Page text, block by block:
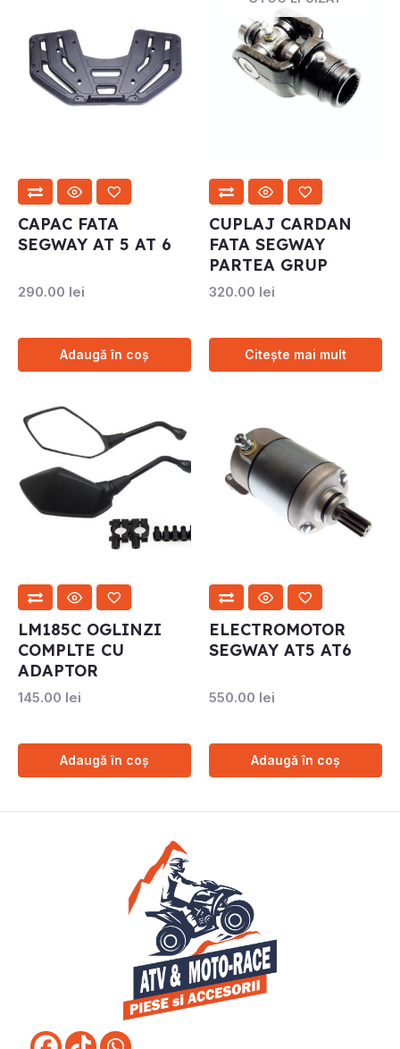
CAPAC FATA
SEGWAY AT 5 AT 6
290.00 lei
Adaugă în coș
CUPLAJ CARDAN
FATA SEGWAY
PARTEA GRUP
320.00 lei
Citește mai mult
LM185C OGLINZI
COMPLTE CU
ADAPTOR
145.00 lei
Adaugă în coș
ELECTROMOTOR
SEGWAY AT5 AT6
550.00 lei
Adaugă în coș